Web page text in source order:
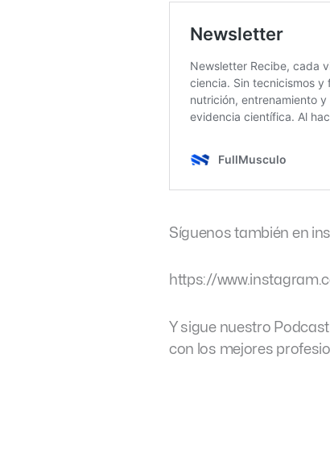
Síguenos también en
https://
Y sigue nuestro
con los mejores